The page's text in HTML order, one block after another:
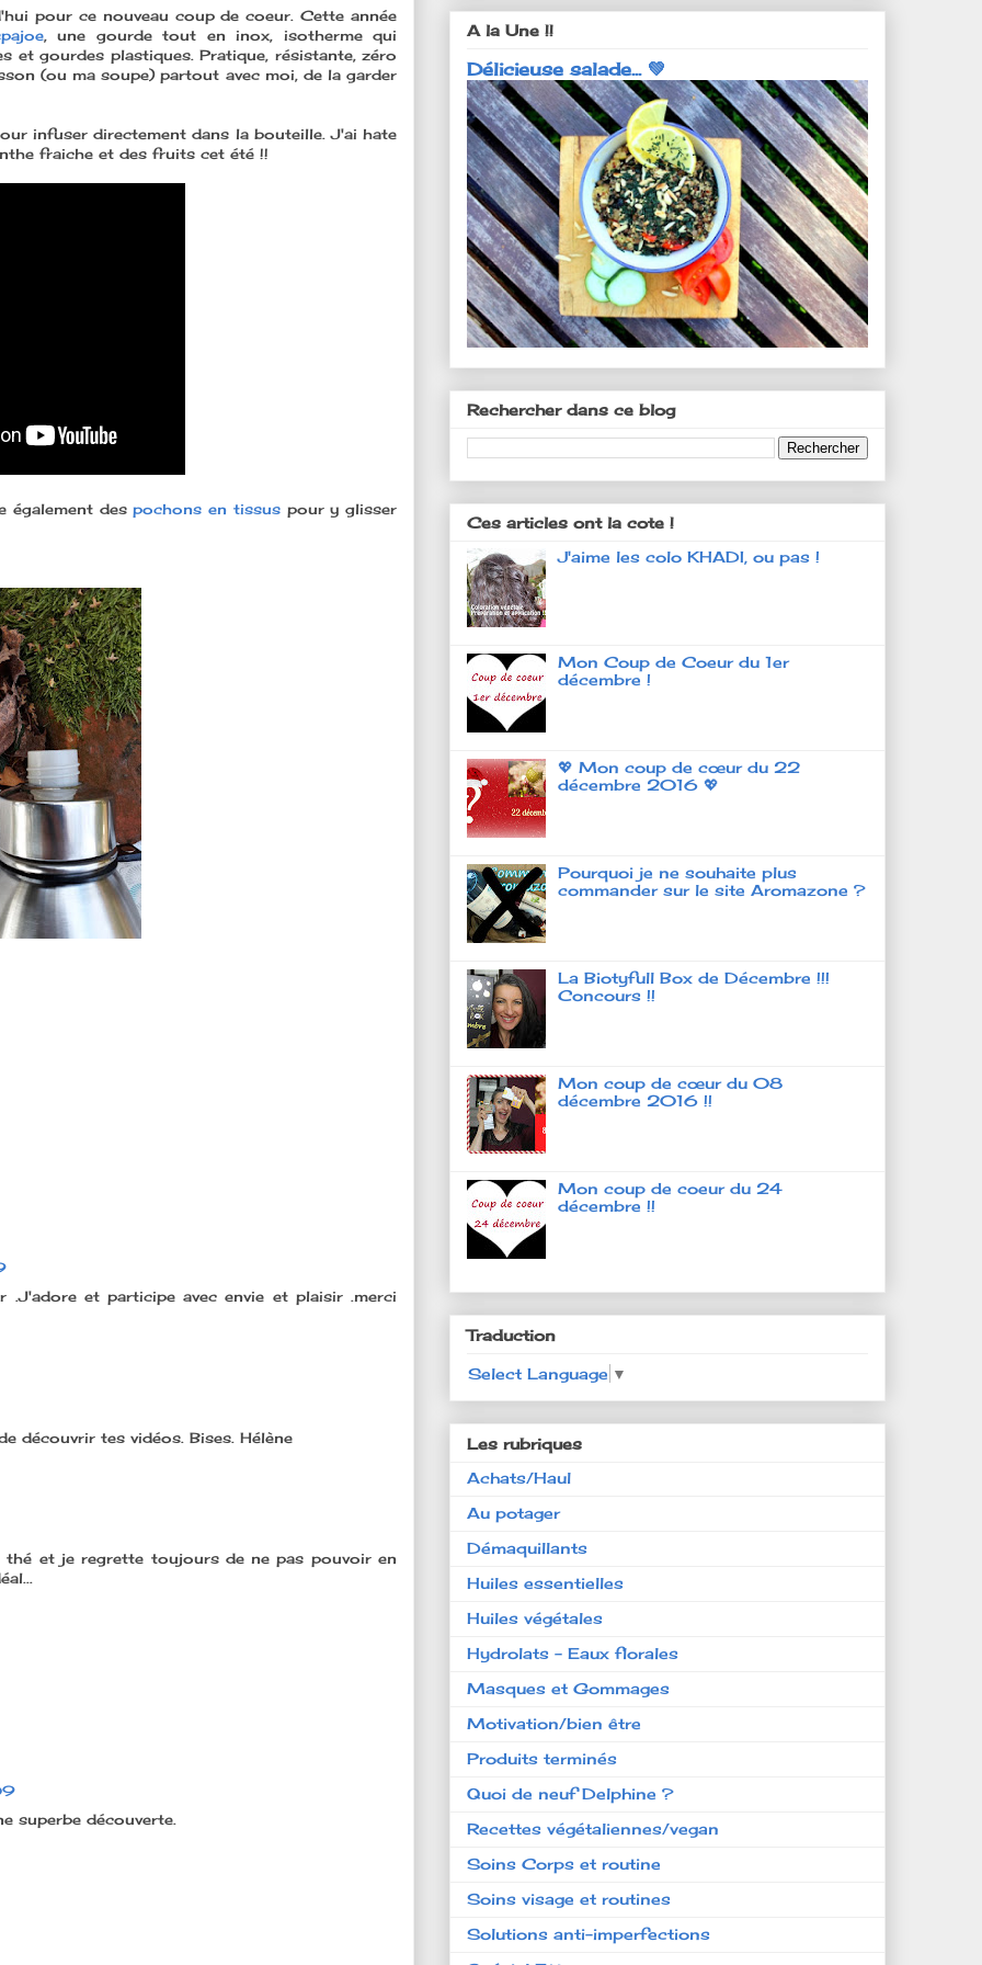
pour ce nouveau coup de coeur. Cette année
, une gourde tout en inox, isotherme qui
et gourdes plastiques. Pratique, résistante, zéro
(ou ma soupe) partout avec moi, de la garder
infuser directement dans la bouteille. J'ai hate
fraiche et des fruits cet été !!
également despochons en tissuspour y glisser
et participe avec envie et plaisir .merci
découvrir tes vidéos. Bises. Hélène
thé et je regrette toujours de ne pas pouvoir en
superbe découverte.
A la Une !!
Délicieuse salade... 💚
Rechercher dans ce blog
Ces articles ont la cote !
J'aime les colo KHADI, ou pas !
Mon Coup de Coeur du 1er
décembre !
💖 Mon coup de cœur du 22
décembre 2016 💖
Pourquoi je ne souhaite plus
commander sur le site Aromazone ?
La Biotyfull Box de Décembre !!!
Concours !!
Mon coup de cœur du 08
décembre 2016 !!
Mon coup de coeur du 24
décembre !!
Traduction
Select Language ▼
Les rubriques
Achats/Haul
Au potager
Démaquillants
Huiles essentielles
Huiles végétales
Hydrolats - Eaux florales
Masques et Gommages
Motivation/bien être
Produits terminés
Quoi de neuf Delphine ?
Recettes végétaliennes/vegan
Soins Corps et routine
Soins visage et routines
Solutions anti-imperfections